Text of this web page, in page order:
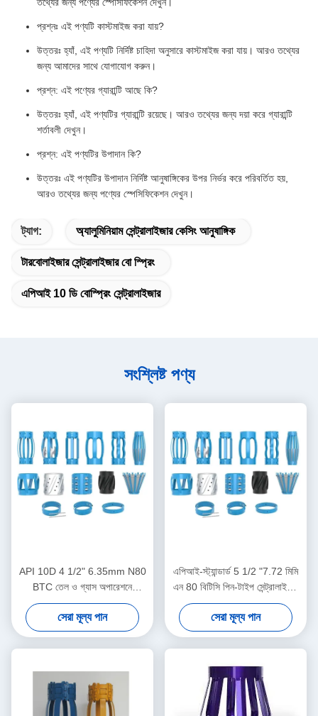
প্রশ্নঃ এই পণ্যটি কাস্টমাইজ করা যায়?
উত্তরঃ হ্যাঁ, এই পণ্যটি নির্দিষ্ট চাহিদা অনুসারে কাস্টমাইজ করা যায়। আরও তথ্যের
জন্য আমাদের সাথে যোগাযোগ করুন।
প্রশ্ন: এই পণ্যের গ্যারান্টি আছে কি?
উত্তরঃ হ্যাঁ, এই পণ্যটির গ্যারান্টি রয়েছে। আরও তথ্যের জন্য দয়া করে গ্যারান্টি
শর্তাবলী দেখুন।
প্রশ্ন: এই পণ্যটির উপাদান কি?
উত্তরঃ এই পণ্যটির উপাদান নির্দিষ্ট আনুষাঙ্গিকের উপর নির্ভর করে পরিবর্তিত হয়,
আরও তথ্যের জন্য পণ্যের স্পেসিফিকেশন দেখুন।
ট্যাগ: অ্যালুমিনিয়াম সেন্ট্রালাইজার কেসিং আনুষাঙ্গিক
টারবোলাইজার সেন্ট্রালাইজার বো স্প্রিং
এপিআই 10 ডি বোস্প্রিং সেন্ট্রালাইজার
সংশ্লিষ্ট পণ্য
API 10D 4 1/2" 6.35mm N80
BTC তেল ও গ্যাস অপারেশনে
অয়েলফিল্ড সেন্ট্রালাইজার
সেরা মূল্য পান
এপিআই-স্ট্যান্ডার্ড 5 1/2 "7.72 মিমি
এন 80 বিটিসি পিন-টাইপ সেন্ট্রালাইজার
তেল ও গ্যাস অপারেশনে কেসিং
সেন্ট্রালাইজার স্থানচ্যুতি সীমাবদ্ধ করার
জন্য
সেরা মূল্য পান